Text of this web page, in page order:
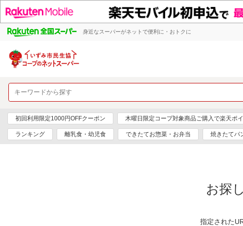
身近なスーパーがネットで便利に・おトクに
初回利用限定1000円OFFクーポン 木曜日限定コープ対象商品ご購入で楽天ポ
ランキング 離乳食・幼児食 できたてお惣菜・お弁当 焼きたてパ
お探
指定された